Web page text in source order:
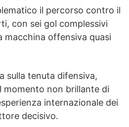
il percorso contro il
con sei gol complessivi
macchina offensiva quasi
sulla tenuta difensiva,
non brillante di
internazionale dei
decisivo.